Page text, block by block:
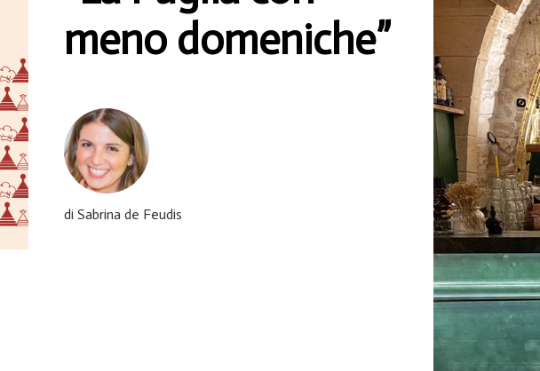
meno domeniche”
di Sabrina de Feudis